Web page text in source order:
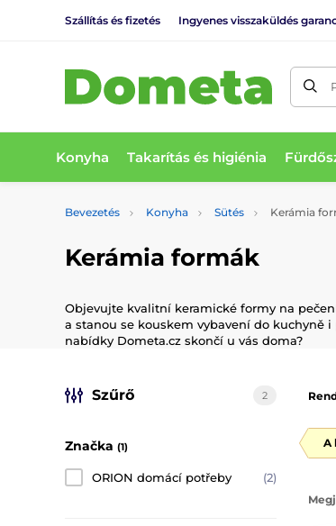
Szállítás és fizetés Ingyenes visszaküldés
Konyha Takarítás és higiénia
Bevezetés Konyha Sütés Kerámia
Kerámia formák
Objevujte kvalitní keramické formy na
a stanou se kouskem vybavení do kuchyně
nabídky Dometa.cz skončí u vás doma?
Szűrő 2
Značka (1)
ORION domácí potřeby (2)
A